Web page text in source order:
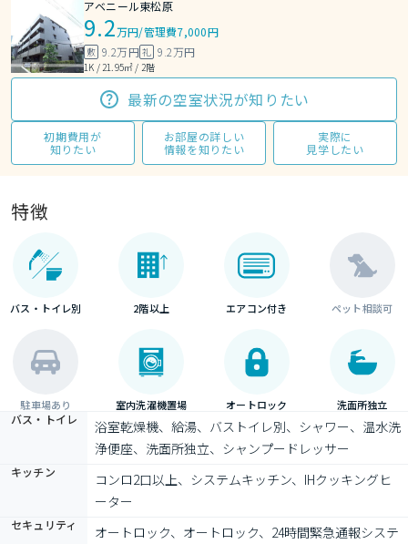
アベニール東松原
9.2万円/管理費7,000円
敷 9.2万円礼 9.2万円
1K / 21.95㎡ / 2階
最新の空室状況が知りたい
初期費用が
知りたい
お部屋の詳しい
情報を知りたい
実際に
見学したい
特徴
バス・トイレ別 2階以上 エアコン付き ペット相談可
駐車場あり 室内洗濯機置場 オートロック 洗面所独立
バス・トイレ
浴室乾燥機、給湯、バストイレ別、シャワー、温水洗
浄便座、洗面所独立、シャンプードレッサー
キッチン
コンロ2口以上、システムキッチン、IHクッキングヒ
ーター
セキュリティ
オートロック、オートロック、24時間緊急通報システ